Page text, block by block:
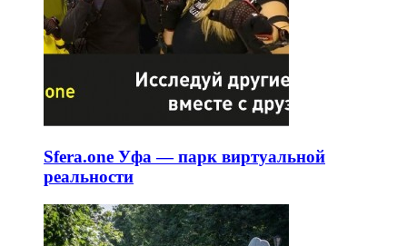
Sfera.one Уфа — парк виртуальной
реальности